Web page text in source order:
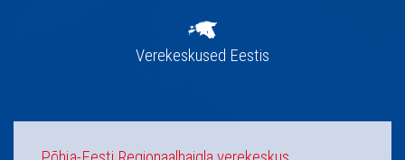
Verekeskused Eestis